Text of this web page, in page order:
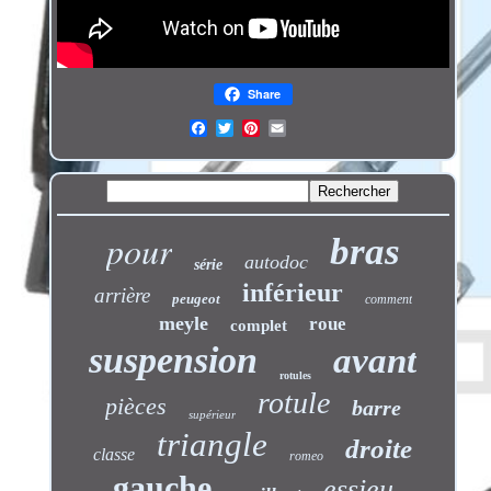
Share
pour série autodoc bras
arrière peugeot inférieur comment
meyle complet roue
suspension rotules avant
pièces supérieur rotule barre
classe triangle romeo droite